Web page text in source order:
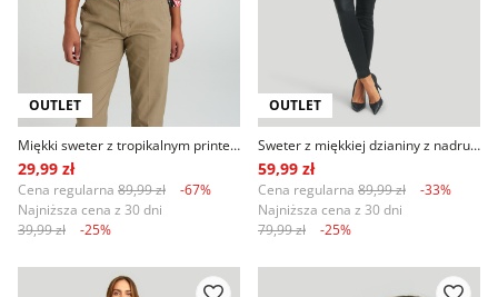
OUTLET
Miękki sweter z tropikalnym printem
29,99 zł
Cena regularna 89,99 zł
-67%
Najniższa cena z 30 dni
39,99 zł
-25%
OUTLET
Sweter z miękkiej dzianiny z nadrukiem
59,99 zł
Cena regularna 89,99 zł
-33%
Najniższa cena z 30 dni
79,99 zł
-25%